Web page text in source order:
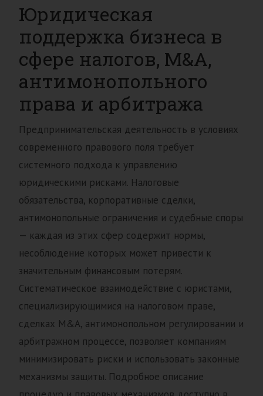
Юридическая
поддержка бизнеса в
сфере налогов, M&A,
антимонопольного
права и арбитража
Предпринимательская деятельность в условиях
современного правового поля требует
системного подхода к управлению
юридическими рисками. Налоговые
обязательства, корпоративные сделки,
антимонопольные ограничения и судебные споры
— каждая из этих сфер содержит нормы,
несоблюдение которых может привести к
значительным финансовым потерям.
Систематическое взаимодействие с юристами,
специализирующимися на налоговом праве,
сделках M&A, антимонопольном регулировании и
арбитражном процессе, позволяет компаниям
минимизировать риски и использовать законные
механизмы защиты. Подробное описание